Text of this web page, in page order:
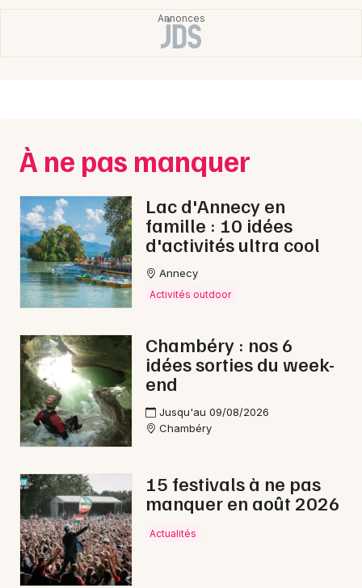
Actus en Savoie
Magazine en Savoie
73 - Savoie
Choisir mes départements
Mon email
Je m'abonne
À ne pas manquer
Lac d'Annecy en
famille : 10 idées
d'activités ultra cool
Annecy
Activités outdoor
Chambéry : nos 6
idées sorties du week-
end
Jusqu'au 09/08/2026
Chambéry
15 festivals à ne pas
manquer en août 2026
Actualités